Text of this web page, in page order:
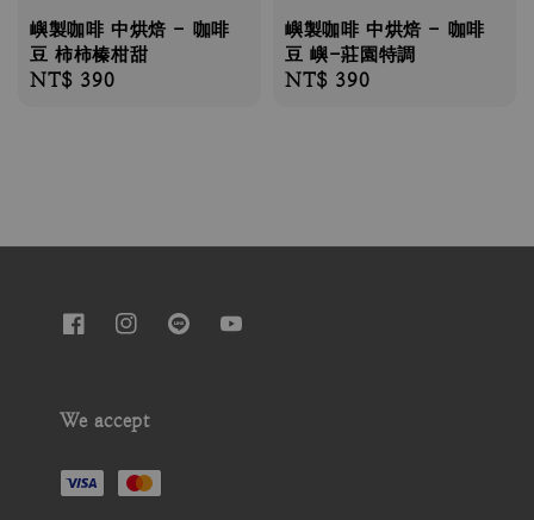
嶼製咖啡 中烘焙 - 咖啡
豆 柿柿榛柑甜
Regular
NT$ 390
嶼製咖啡 中烘焙 - 咖啡
豆 嶼-莊園特調
Regular
NT$ 390
We accept